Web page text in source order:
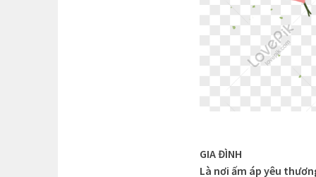
GIA ĐÌNH
Là nơi ấm áp yêu